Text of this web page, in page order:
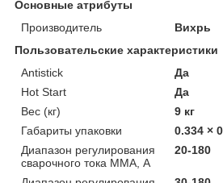
Основные атрибуты
Производитель
Вихрь
Пользовательские характеристики
Antistick
Да
Hot Start
Да
Вес (кг)
9 кг
Габариты упаковки
0.334 ×
Диапазон регулирования
сварочного тока MMA, А
20-180